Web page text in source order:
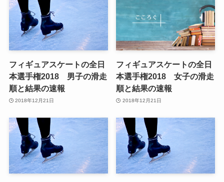
フィギュアスケートの全日
本選手権2018 男子の滑走
順と結果の速報
2018年12月21日
フィギュアスケートの全日
本選手権2018 女子の滑走
順と結果の速報
2018年12月21日